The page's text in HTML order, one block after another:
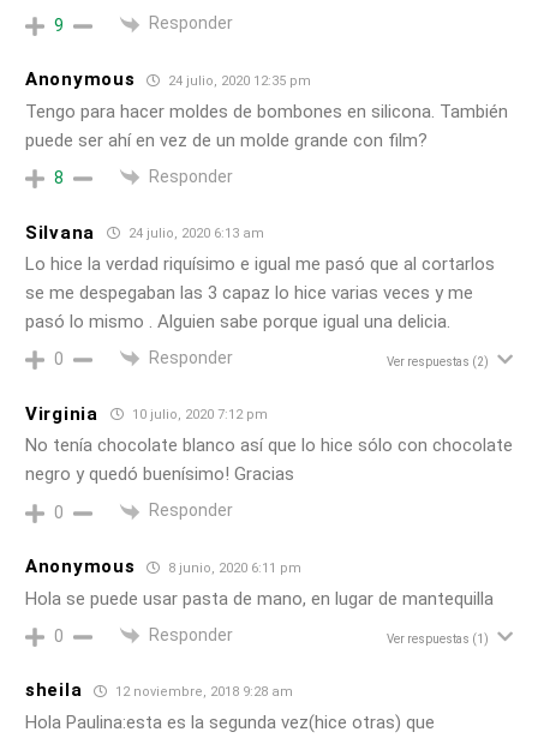
9 Responder
Anonymous 24 julio, 2020 12:35 pm
Tengo para hacer moldes de bombones en silicona. También
puede ser ahí en vez de un molde grande con film?
8 Responder
Silvana 24 julio, 2020 6:13 am
Lo hice la verdad riquísimo e igual me pasó que al cortarlos
se me despegaban las 3 capaz lo hice varias veces y me
pasó lo mismo . Alguien sabe porque igual una delicia.
0 Responder Ver respuestas (2)
Virginia 10 julio, 2020 7:12 pm
No tenía chocolate blanco así que lo hice sólo con chocolate
negro y quedó buenísimo! Gracias
0 Responder
Anonymous 8 junio, 2020 6:11 pm
Hola se puede usar pasta de mano, en lugar de mantequilla
0 Responder Ver respuestas (1)
sheila 12 noviembre, 2018 9:28 am
Hola Paulina:esta es la segunda vez(hice otras) que